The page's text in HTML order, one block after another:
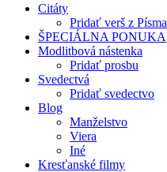
Citáty
Pridať verš z Písma
ŠPECIÁLNA PONUKA
Modlitbová nástenka
Pridať prosbu
Svedectvá
Pridať svedectvo
Blog
Manželstvo
Viera
Iné
Kresťanské filmy